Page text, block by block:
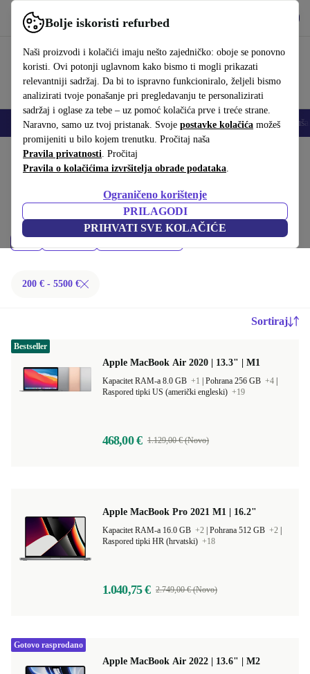
Bolje iskoristi refurbed
Naši proizvodi i kolačići imaju nešto zajedničko: oboje se ponovno
koristi. Ovi potonji uglavnom kako bismo ti mogli prikazati
relevantniji sadržaj. Da bi to ispravno funkcioniralo, željeli bismo
analizirati tvoje ponašanje pri pregledavanju te personalizirati
sadržaj i oglase za tebe – uz pomoć kolačića prve i treće strane.
Naravno, samo uz tvoj pristanak. Svoje postavke kolačića možeš
promijeniti u bilo kojem trenutku. Pročitaj naša
Pravila privatnosti. Pročitaj
Pravila o kolačićima izvršitelja obrade podataka.
Ograničeno korištenje
PRILAGODI
PRIHVATI SVE KOLAČIĆE
Koristi refurbed brzo i jednostavno
Mobiteli Prijenosna računala Tableti Pametni satovi Dodaci
Početna stranica Proizvodi
Kupi refurbished Prijenosna računala ispod 5500 € – kvaliteta, jamstvo i
30 dana za povrat. Uštedi novac i čuvaj okoliš.
200 € - 5500 €
Sortiraj
Apple MacBook Air 2020 | 13.3" | M1
Kapacitet RAM-a 8.0 GB +1 Pohrana 256 GB +4
Raspored tipki US (američki engleski) +19
468,00 € 1.129,00 € (Novo)
Bestseller
Apple MacBook Pro 2021 M1 | 16.2"
Kapacitet RAM-a 16.0 GB +2 Pohrana 512 GB +2
Raspored tipki HR (hrvatski) +18
1.040,75 € 2.749,00 € (Novo)
Apple MacBook Air 2022 | 13.6" | M2
Gotovo rasprodano